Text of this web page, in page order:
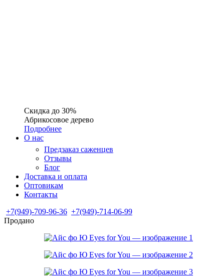
Скидка до 30%
Абрикосовое дерево
Подробнее
О нас
Предзаказ саженцев
Отзывы
Блог
Доставка и оплата
Оптовикам
Контакты
+7(949)-709-96-36 +7(949)-714-06-99
Продано